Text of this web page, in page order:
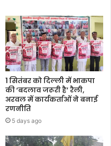
1 सितंबर को दिल्ली में भाकपा
की ‘बदलाव जरूरी है’ रैली,
अरवल में कार्यकर्ताओं ने बनाई
रणनीति
5 days ago